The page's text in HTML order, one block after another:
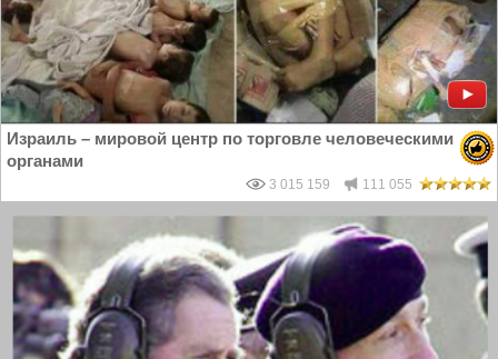
Израиль – мировой центр по торговле человеческими
органами
3 015 159 111 055